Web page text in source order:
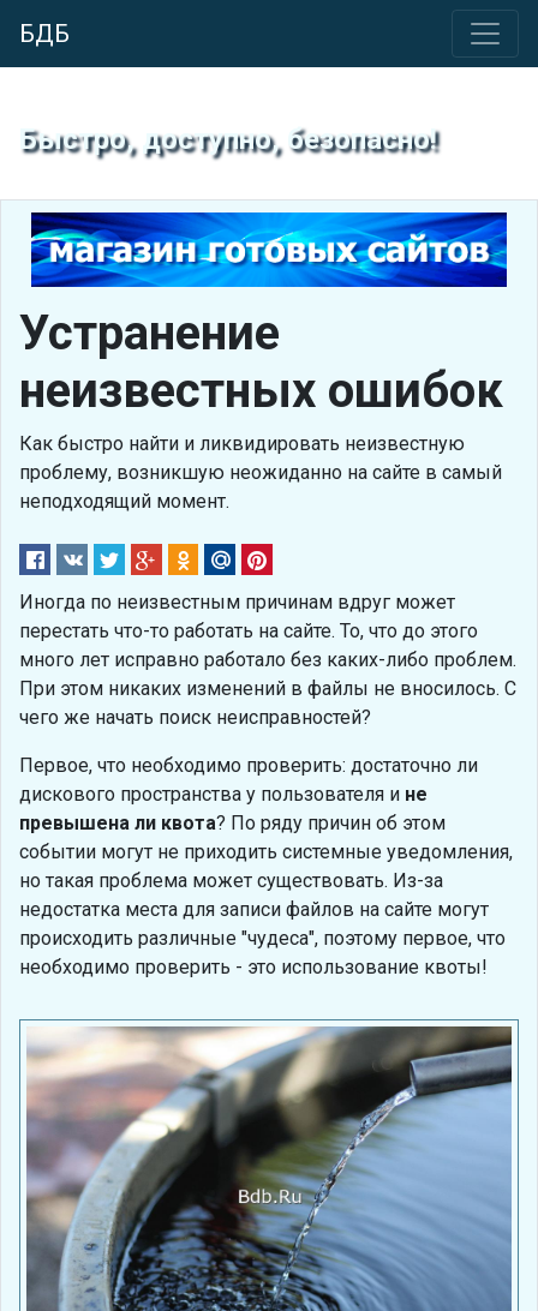
БДБ
Быстро, доступно, безопасно!
Устранение
неизвестных ошибок
Как быстро найти и ликвидировать неизвестную
проблему, возникшую неожиданно на сайте в самый
неподходящий момент.
Иногда по неизвестным причинам вдруг может
перестать что-то работать на сайте. То, что до этого
много лет исправно работало без каких-либо проблем.
При этом никаких изменений в файлы не вносилось. С
чего же начать поиск неисправностей?
Первое, что необходимо проверить: достаточно ли
дискового пространства у пользователя и не
превышена ли квота? По ряду причин об этом
событии могут не приходить системные уведомления,
но такая проблема может существовать. Из-за
недостатка места для записи файлов на сайте могут
происходить различные "чудеса", поэтому первое, что
необходимо проверить - это использование квоты!